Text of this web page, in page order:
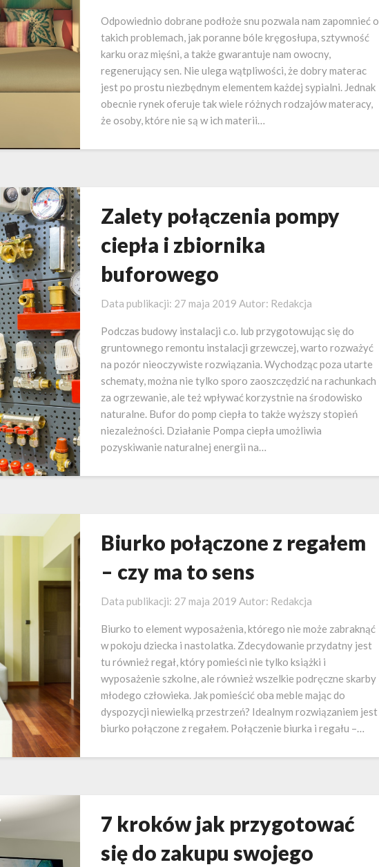
Odpowiednio dobrane podłoże snu pozwala nam zapomnieć o
takich problemach, jak poranne bóle kręgosłupa, sztywność
karku oraz mięśni, a także gwarantuje nam owocny,
regenerujący sen. Nie ulega wątpliwości, że dobry materac
jest po prostu niezbędnym elementem każdej sypialni. Jednak
obecnie rynek oferuje tak wiele różnych rodzajów materacy,
że osoby, które nie są w ich materii…
Zalety połączenia pompy
ciepła i zbiornika
buforowego
Data publikacji: 27 maja 2019 Autor: Redakcja
Podczas budowy instalacji c.o. lub przygotowując się do
gruntownego remontu instalacji grzewczej, warto rozważyć
na pozór nieoczywiste rozwiązania. Wychodząc poza utarte
schematy, można nie tylko sporo zaoszczędzić na rachunkach
za ogrzewanie, ale też wpływać korzystnie na środowisko
naturalne. Bufor do pomp ciepła to także wyższy stopień
niezależności. Działanie Pompa ciepła umożliwia
pozyskiwanie naturalnej energii na…
Biurko połączone z regałem
– czy ma to sens
Data publikacji: 27 maja 2019 Autor: Redakcja
Biurko to element wyposażenia, którego nie może zabraknąć
w pokoju dziecka i nastolatka. Zdecydowanie przydatny jest
tu również regał, który pomieści nie tylko książki i
wyposażenie szkolne, ale również wszelkie podręczne skarby
młodego człowieka. Jak pomieścić oba meble mając do
dyspozycji niewielką przestrzeń? Idealnym rozwiązaniem jest
biurko połączone z regałem. Połączenie biurka i regału –…
7 kroków jak przygotować
się do zakupu swojego